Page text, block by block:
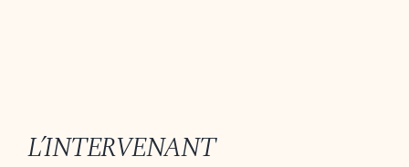
L’INTERVENANT